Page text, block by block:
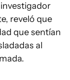
reveló que
que sentían
al